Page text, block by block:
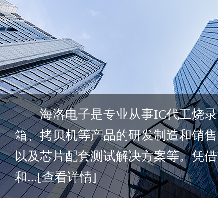
海洛电子是专业从事IC代工烧录
箱、拷贝机等产品的研发制造和销
以及芯片配套测试解决方案等。凭
和...[查看详情]